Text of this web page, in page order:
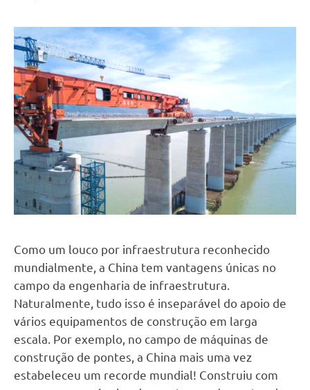
Como um louco por infraestrutura reconhecido
mundialmente, a China tem vantagens únicas no
campo da engenharia de infraestrutura.
Naturalmente, tudo isso é inseparável do apoio de
vários equipamentos de construção em larga
escala. Por exemplo, no campo de máquinas de
construção de pontes, a China mais uma vez
estabeleceu um recorde mundial! Construiu com